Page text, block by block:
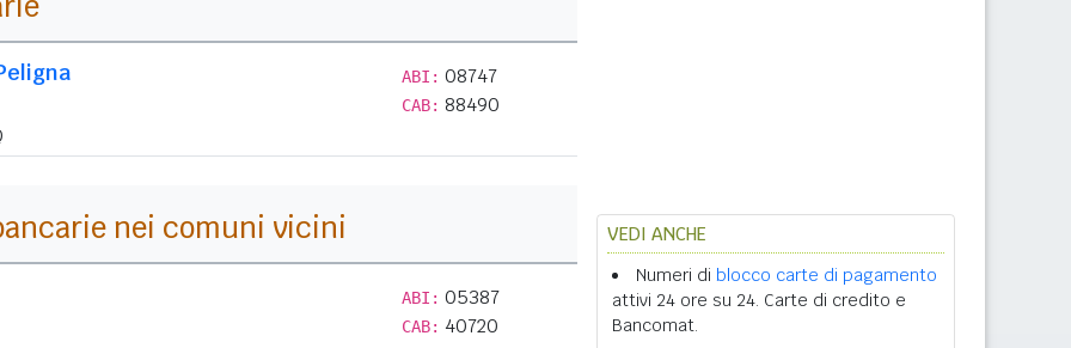
ABI: 08747
CAB: 88490
nei comuni vicini
ABI: 05387
CAB: 40720
VEDI ANCHE
Numeri di blocco carte di pagamento
attivi 24 ore su 24. Carte di credito e
Bancomat.